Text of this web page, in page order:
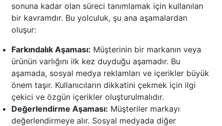
sonuna kadar olan süreci tanımlamak için kullanılan
bir kavramdır. Bu yolculuk, şu ana aşamalardan
oluşur:
Farkındalık Aşaması: Müşterinin bir markanın veya
ürünün varlığını ilk kez duyduğu aşamadır. Bu
aşamada, sosyal medya reklamları ve içerikler büyük
önem taşır. Kullanıcıların dikkatini çekmek için ilgi
çekici ve özgün içerikler oluşturulmalıdır.
Değerlendirme Aşaması: Müşteriler markayı
değerlendirmeye alır. Sosyal medyada diğer